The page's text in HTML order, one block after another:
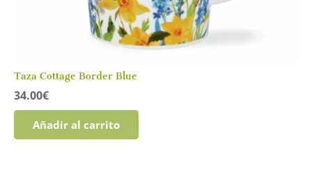
Taza Cottage Border Blue
34.00€
Añadir al carrito